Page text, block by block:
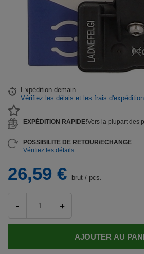
26,59 € brut / pcs.
- +
AJOUTER AU
Expédition demain
Vérifiez les délais et les frais d'expédition
EXPÉDITION RAPIDE!Vers la plupart des
POSSIBILITÉ DE RETOUR/ÉCHANGE
Vérifiez les détails